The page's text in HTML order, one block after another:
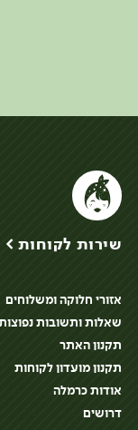
שירות לקוחות >
אזורי חלוקה ומשלוחים
שאלות ותשובות
תקנון האתר
תקנון מועדון לקוחות
אודות כרמלה
דרושים